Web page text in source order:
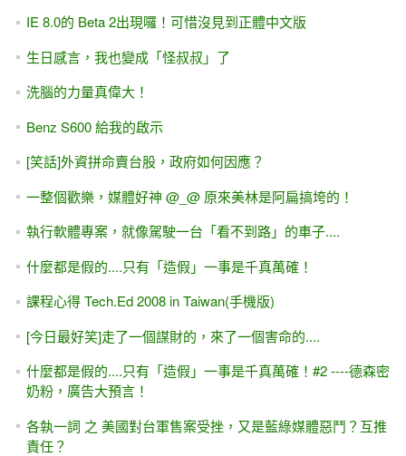
IE 8.0的 Beta 2出現囉！可惜沒見到正體中文版
生日感言，我也變成「怪叔叔」了
洗腦的力量真偉大！
Benz S600 給我的啟示
[笑話]外資拼命賣台股，政府如何因應？
一整個歡樂，媒體好神 @_@ 原來美林是阿扁搞垮的！
執行軟體專案，就像駕駛一台「看不到路」的車子....
什麼都是假的....只有「造假」一事是千真萬確！
課程心得 Tech.Ed 2008 in Taiwan(手機版)
[今日最好笑]走了一個謀財的，來了一個害命的....
什麼都是假的....只有「造假」一事是千真萬確！#2 ----德森密
奶粉，廣告大預言！
各執一詞 之 美國對台軍售案受挫，又是藍綠媒體惡鬥？互推
責任？